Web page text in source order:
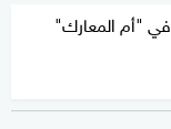
"أم المعارك"